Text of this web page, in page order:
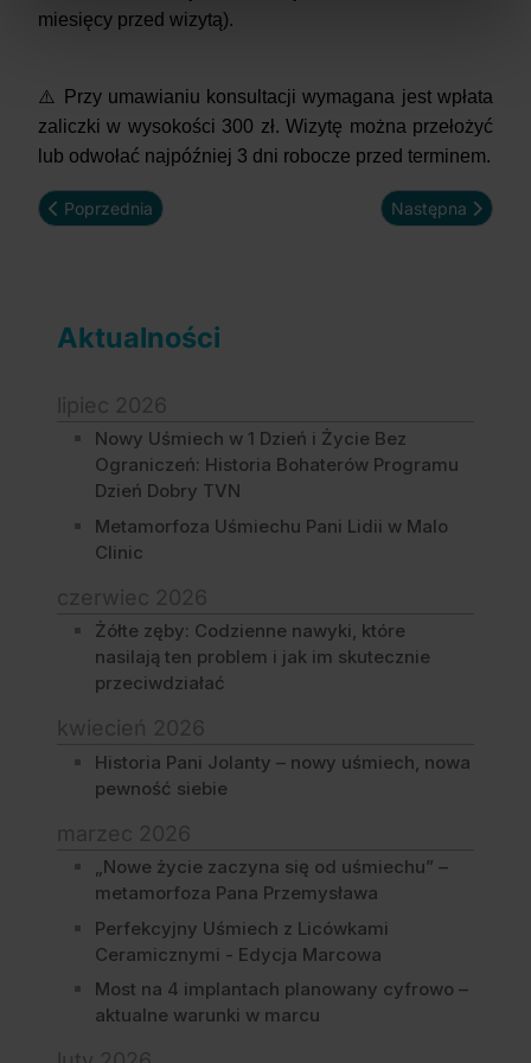
miesięcy przed wizytą).
⚠️ Przy umawianiu konsultacji wymagana jest wpłata
zaliczki w wysokości 300 zł. Wizytę można przełożyć
lub odwołać najpóźniej 3 dni robocze przed terminem.
Poprzednia strona: Zamiast wstydu – uśmiech. Historia Moniki
Poprzednia Następna
Następna
Aktualności
Nowy Uśmiech w 1 Dzień i Życie Bez
Ograniczeń: Historia Bohaterów Programu
Dzień Dobry TVN
Metamorfoza Uśmiechu Pani Lidii w Malo
Clinic
Żółte zęby: Codzienne nawyki, które
nasilają ten problem i jak im skutecznie
przeciwdziałać
Historia Pani Jolanty – nowy uśmiech, nowa
pewność siebie
„Nowe życie zaczyna się od uśmiechu” –
metamorfoza Pana Przemysława
Perfekcyjny Uśmiech z Licówkami
Ceramicznymi - Edycja Marcowa
Most na 4 implantach planowany cyfrowo –
aktualne warunki w marcu